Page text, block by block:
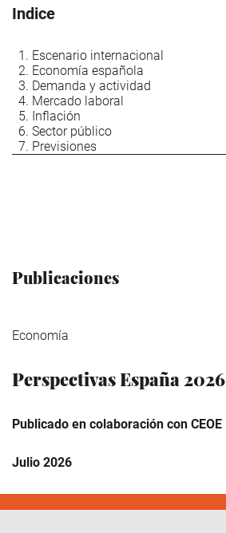
Indice
Escenario internacional
Economía española
Demanda y actividad
Mercado laboral
Inflación
Sector público
Previsiones
Publicaciones
Economía
Perspectivas España 2026
Publicado en colaboración con CEOE
Julio 2026